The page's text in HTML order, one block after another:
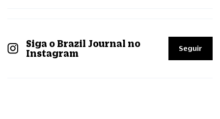
Siga o Brazil Journal no
Instagram
Seguir